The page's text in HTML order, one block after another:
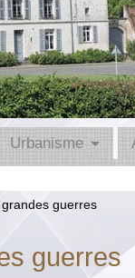
Urbanisme
guerres
guerres